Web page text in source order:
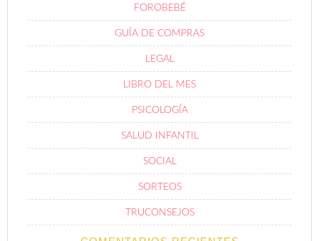
FOROBEBÉ
GUÍA DE COMPRAS
LEGAL
LIBRO DEL MES
PSICOLOGÍA
SALUD INFANTIL
SOCIAL
SORTEOS
TRUCONSEJOS